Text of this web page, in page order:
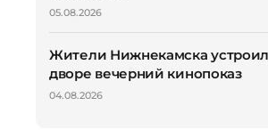
05.08.2026
Жители Нижнекамска
дворе вечерний кинопоказ
04.08.2026